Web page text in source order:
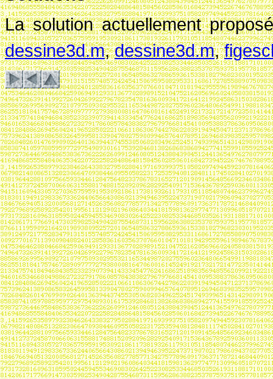
La solution actuellement
dessine3d.m,dessine3d.m,